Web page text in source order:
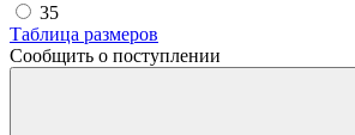
35
Таблица размеров
Сообщить о поступлении